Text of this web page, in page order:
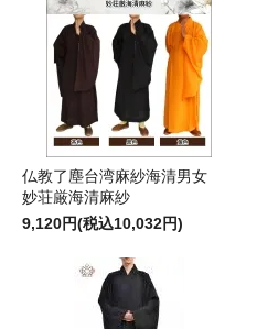
仏教了塵台湾麻紗海清男女
妙荘厳海清麻紗
9,120円(税込10,032円)